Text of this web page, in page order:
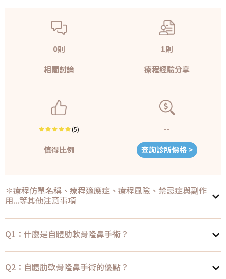
0則
相關討論
1則
療程經驗分享
(5)
值得比例
--
查詢診所價格 >
✽療程仿單名稱、療程適應症、療程風險、禁忌症與副作
用...等其他注意事項
Q1：什麼是自體肋軟骨隆鼻手術？
Q2：自體肋軟骨隆鼻手術的優點？